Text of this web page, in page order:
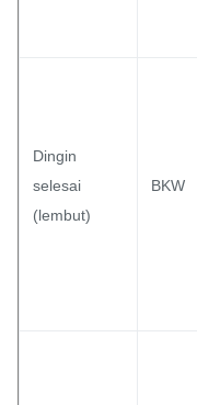
Dingin
selesai
(lembut)
BKW